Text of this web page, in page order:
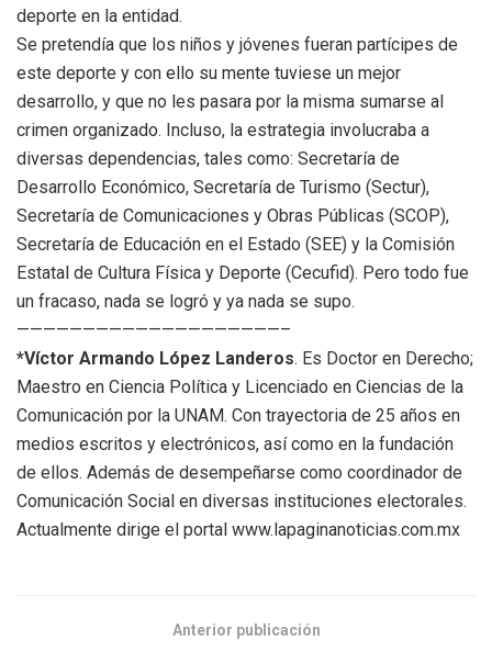
deporte en la entidad.
Se pretendía que los niños y jóvenes fueran partícipes de
este deporte y con ello su mente tuviese un mejor
desarrollo, y que no les pasara por la misma sumarse al
crimen organizado. Incluso, la estrategia involucraba a
diversas dependencias, tales como: Secretaría de
Desarrollo Económico, Secretaría de Turismo (Sectur),
Secretaría de Comunicaciones y Obras Públicas (SCOP),
Secretaría de Educación en el Estado (SEE) y la Comisión
Estatal de Cultura Física y Deporte (Cecufid). Pero todo fue
un fracaso, nada se logró y ya nada se supo.
————————————————————–
*Víctor Armando López Landeros. Es Doctor en Derecho;
Maestro en Ciencia Política y Licenciado en Ciencias de la
Comunicación por la UNAM. Con trayectoria de 25 años en
medios escritos y electrónicos, así como en la fundación
de ellos. Además de desempeñarse como coordinador de
Comunicación Social en diversas instituciones electorales.
Actualmente dirige el portal www.lapaginanoticias.com.mx
Anterior publicación